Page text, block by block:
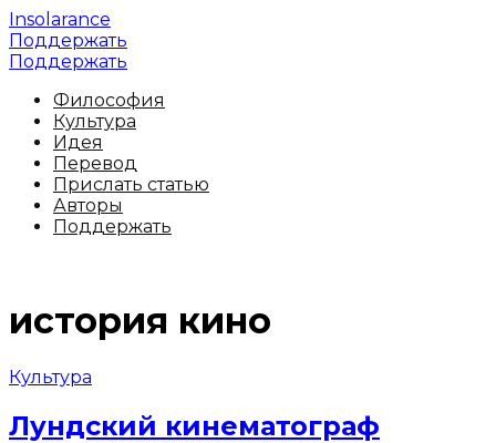
Insolarance
Поддержать
Поддержать
Философия
Культура
Идея
Перевод
Прислать статью
Авторы
Поддержать
история кино
Культура
Лундский кинематограф